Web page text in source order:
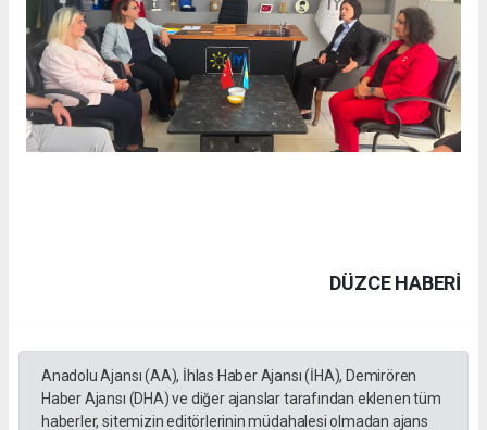
DÜZCE HABERİ
Anadolu Ajansı (AA), İhlas Haber Ajansı (İHA), Demirören
Haber Ajansı (DHA) ve diğer ajanslar tarafından eklenen tüm
haberler, sitemizin editörlerinin müdahalesi olmadan ajans